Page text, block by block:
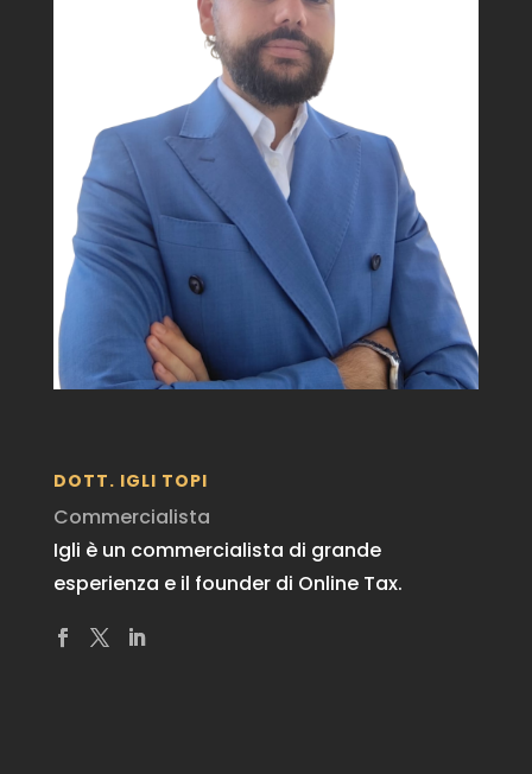
DOTT. IGLI TOPI
Commercialista
Igli è un commercialista di grande
esperienza e il founder di Online Tax.